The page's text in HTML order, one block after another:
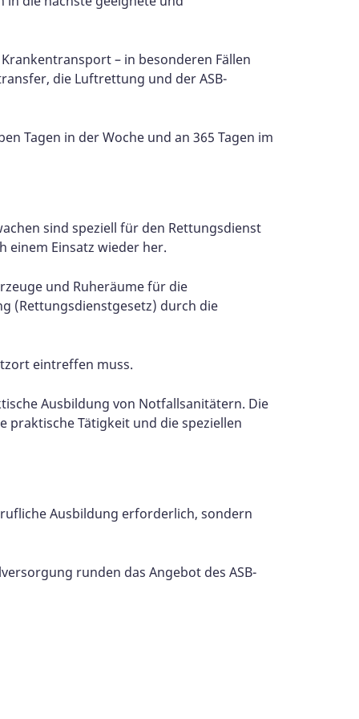
– in besonderen Fällen
die Luftrettung und der ASB-
Tagen in der Woche und an 365 Tagen im
sind speziell für den Rettungsdienst
einem Einsatz wieder her.
und Ruheräume für die
(Rettungsdienstgesetz) durch die
eintreffen muss.
Ausbildung von Notfallsanitätern. Die
Tätigkeit und die speziellen
Ausbildung erforderlich, sondern
runden das Angebot des ASB-